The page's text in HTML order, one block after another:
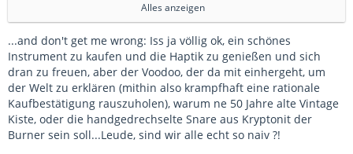
tom drum. - Wood configuration comparison.
"It was all recorded through a Focusrite Clarett. 2 KSM137 as
overheads. 1 SM57 on the tom.
No Eq or Compression whatsoever.
Batter head tuning was exactly 147 hz on all tests.
Bottom head was 193 hz on all the tests.
The heads used where the very same, not just the same
model. All hardware is from Drum Factory Direct.
Alles anzeigen
...and don't get me wrong: Iss ja völlig ok, ein schönes
Instrument zu kaufen und die Haptik zu genießen und sich
dran zu freuen, aber der Voodoo, der da mit einhergeht, um
der Welt zu erklären (mithin also krampfhaft eine rationale
Kaufbestätigung rauszuholen), warum ne 50 Jahre alte Vintage
Kiste, oder die handgedrechselte Snare aus Kryptonit der
Burner sein soll...Leude, sind wir alle echt so naiv ?!